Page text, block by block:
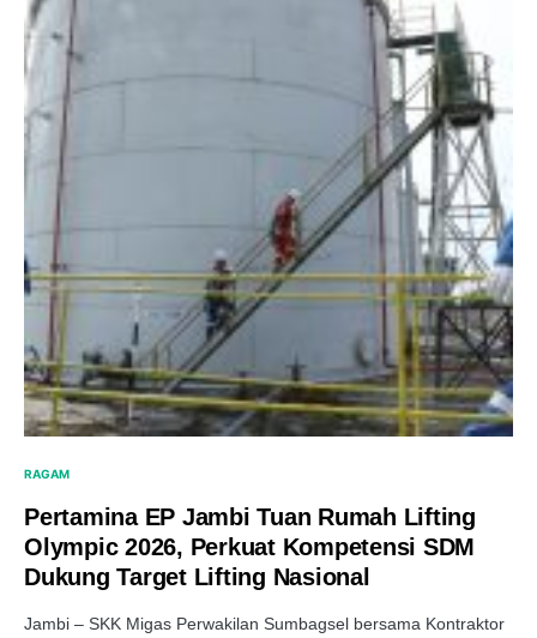
RAGAM
Pertamina EP Jambi Tuan Rumah Lifting
Olympic 2026, Perkuat Kompetensi SDM
Dukung Target Lifting Nasional
Jambi – SKK Migas Perwakilan Sumbagsel bersama Kontraktor